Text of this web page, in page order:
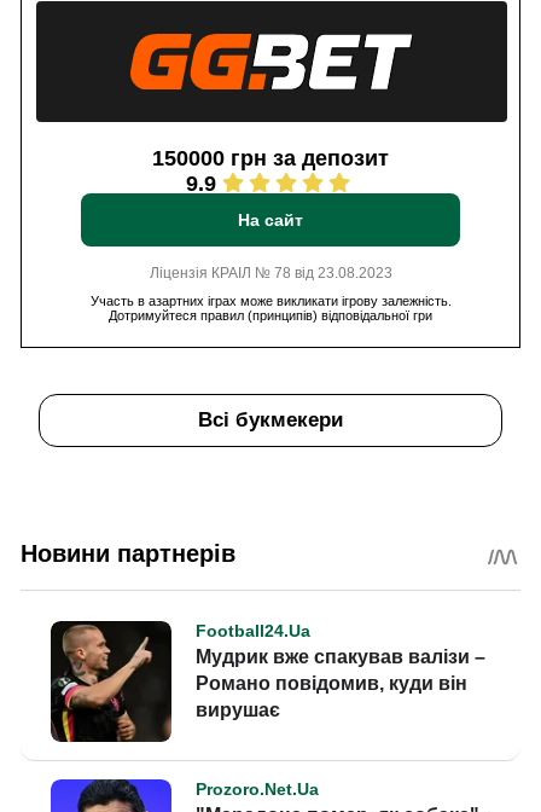
150000 грн за депозит
9.9
На сайт
Ліцензія КРАІЛ № 78 від 23.08.2023
Участь в азартних іграх може викликати ігрову залежність.
Дотримуйтеся правил (принципів) відповідальної гри
Всі букмекери